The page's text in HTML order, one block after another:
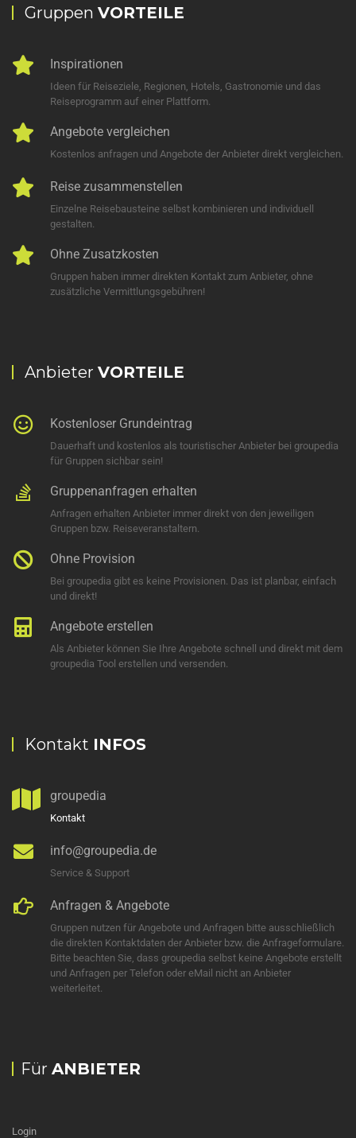
Gruppen VORTEILE
Inspirationen
Ideen für Reiseziele, Regionen, Hotels, Gastronomie und das
Reiseprogramm auf einer Plattform.
Angebote vergleichen
Kostenlos anfragen und Angebote der Anbieter direkt vergleichen.
Reise zusammenstellen
Einzelne Reisebausteine selbst kombinieren und individuell
gestalten.
Ohne Zusatzkosten
Gruppen haben immer direkten Kontakt zum Anbieter, ohne
zusätzliche Vermittlungsgebühren!
Anbieter VORTEILE
Kostenloser Grundeintrag
Dauerhaft und kostenlos als touristischer Anbieter bei groupedia
für Gruppen sichbar sein!
Gruppenanfragen erhalten
Anfragen erhalten Anbieter immer direkt von den jeweiligen
Gruppen bzw. Reiseveranstaltern.
Ohne Provision
Bei groupedia gibt es keine Provisionen. Das ist planbar, einfach
und direkt!
Angebote erstellen
Als Anbieter können Sie Ihre Angebote schnell und direkt mit dem
groupedia Tool erstellen und versenden.
Kontakt INFOS
groupedia
Kontakt
info@groupedia.de
Service & Support
Anfragen & Angebote
Gruppen nutzen für Angebote und Anfragen bitte ausschließlich
die direkten Kontaktdaten der Anbieter bzw. die Anfrageformulare.
Bitte beachten Sie, dass groupedia selbst keine Angebote erstellt
und Anfragen per Telefon oder eMail nicht an Anbieter
weiterleitet.
Für ANBIETER
Login